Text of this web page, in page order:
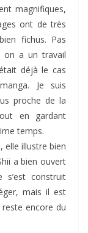
magnifiques,
ont de très
fichus. Pas
on a un travail
déjà le cas
Je suis
proche de la
en gardant
temps.
elle illustre bien
a bien ouvert
construit
mais il est
encore du